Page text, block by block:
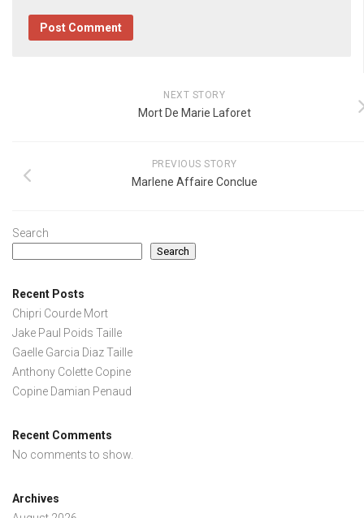
NEXT STORY
Mort De Marie Laforet
PREVIOUS STORY
Marlene Affaire Conclue
Search
Search
Recent Posts
Chipri Courde Mort
Jake Paul Poids Taille
Gaelle Garcia Diaz Taille
Anthony Colette Copine
Copine Damian Penaud
Recent Comments
No comments to show.
Archives